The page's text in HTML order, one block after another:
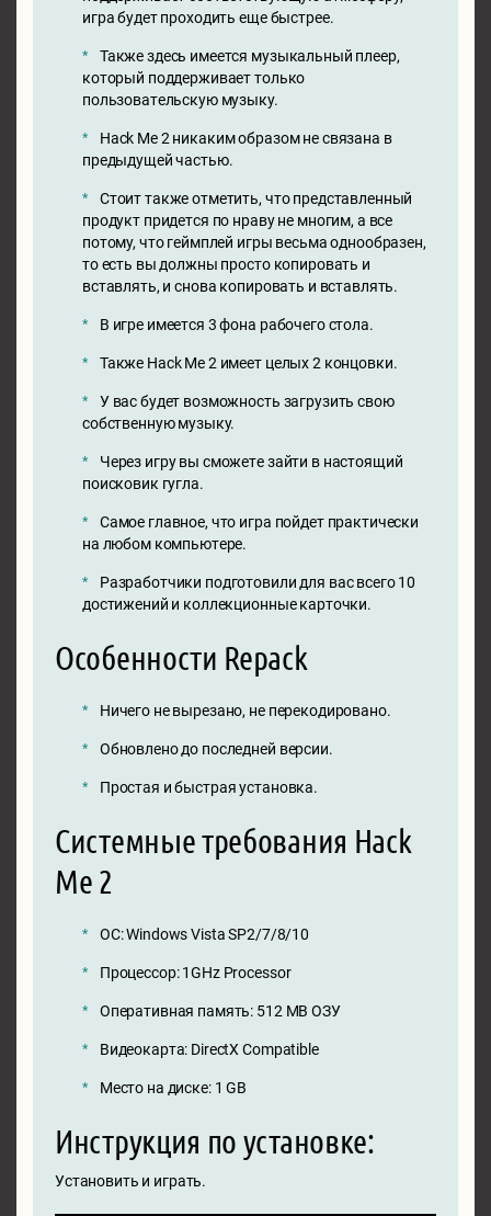
игра будет проходить еще быстрее.
Также здесь имеется музыкальный плеер,
который поддерживает только
пользовательскую музыку.
Hack Me 2 никаким образом не связана в
предыдущей частью.
Стоит также отметить, что представленный
продукт придется по нраву не многим, а все
потому, что геймплей игры весьма однообразен,
то есть вы должны просто копировать и
вставлять, и снова копировать и вставлять.
В игре имеется 3 фона рабочего стола.
Также Hack Me 2 имеет целых 2 концовки.
У вас будет возможность загрузить свою
собственную музыку.
Через игру вы сможете зайти в настоящий
поисковик гугла.
Самое главное, что игра пойдет практически
на любом компьютере.
Разработчики подготовили для вас всего 10
достижений и коллекционные карточки.
Особенности Repack
Ничего не вырезано, не перекодировано.
Обновлено до последней версии.
Простая и быстрая установка.
Системные требования Hack
Me 2
ОС: Windows Vista SP2/7/8/10
Процессор: 1GHz Processor
Оперативная память: 512 MB ОЗУ
Видеокарта: DirectX Compatible
Место на диске: 1 GB
Инструкция по установке:
Установить и играть.